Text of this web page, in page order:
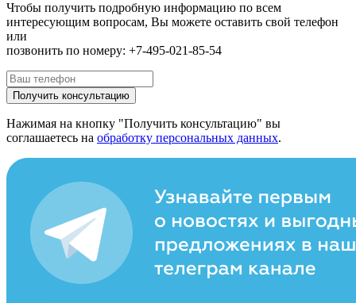
Чтобы получить подробную информацию по всем
интересующим вопросам, Вы можете оставить свой телефон
или
позвонить по номеру: +7-495-021-85-54
Получить консультацию
Нажимая на кнопку "Получить консультацию" вы
соглашаетесь на обработку персональных данных.